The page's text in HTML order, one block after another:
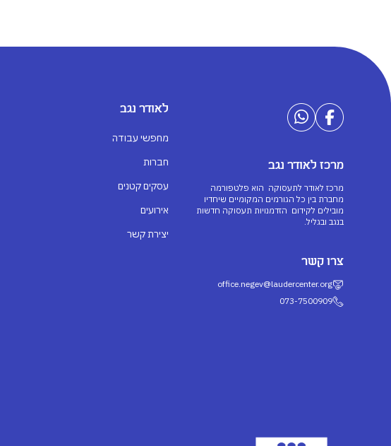
מרכז לאודר נגב
מרכז לאודר לתעסוקה הוא פלטפורמה
מחברת בין כל הגורמים המקומיים שיחדיו
מובילים לקידום הזדמנויות תעסוקה חדשות
בנגב ובגליל.
צרו קשר
office.negev@laudercenter.org
073-7500909
לאודר נגב
מחפשי עבודה
חברות
עסקים קטנים
אירועים
יצירת קשר